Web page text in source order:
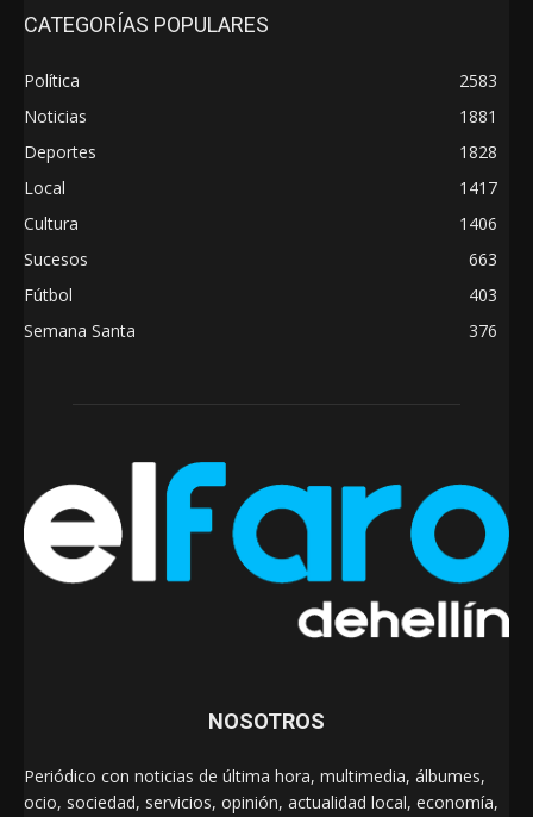
CATEGORÍAS POPULARES
Política
2583
Noticias
1881
Deportes
1828
Local
1417
Cultura
1406
Sucesos
663
Fútbol
403
Semana Santa
376
NOSOTROS
Periódico con noticias de última hora, multimedia, álbumes,
ocio, sociedad, servicios, opinión, actualidad local, economía,